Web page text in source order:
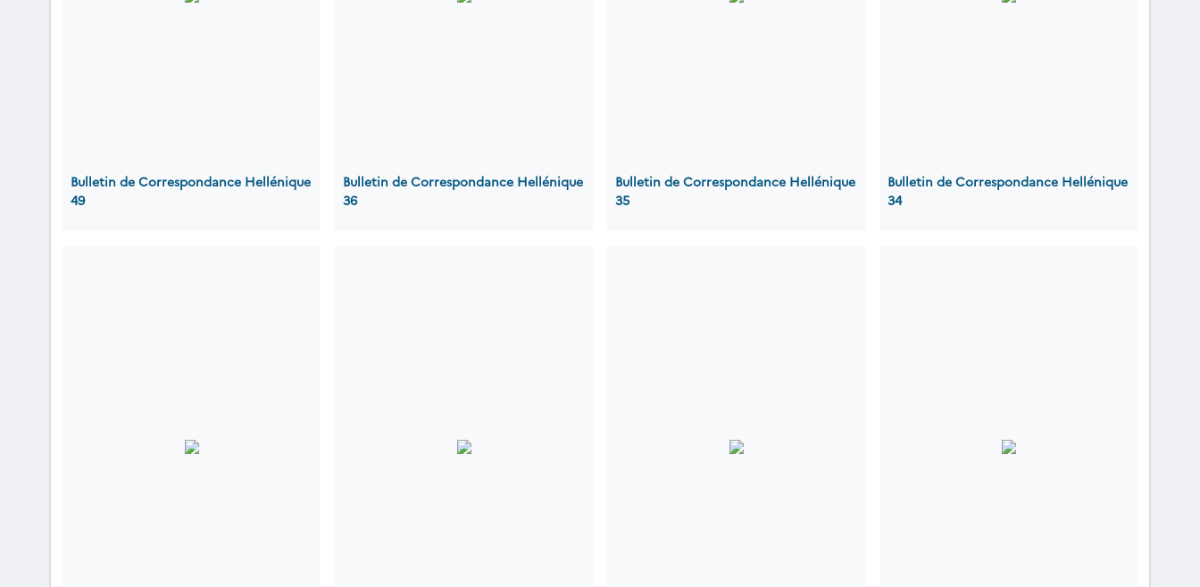
Bulletin de Correspondance Hellénique
49
Bulletin de Correspondance Hellénique
36
Bulletin de Correspondance Hellénique
35
Bulletin de Correspondance Hellénique
34